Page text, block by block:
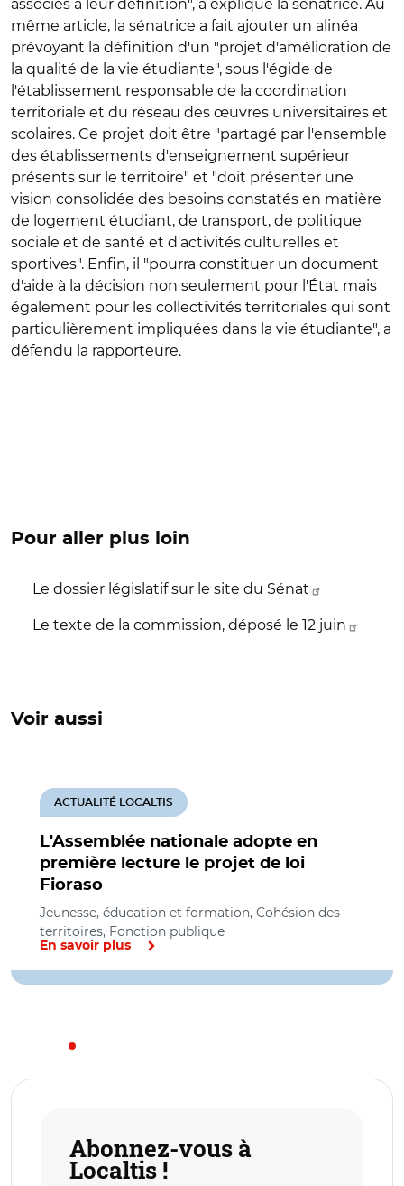
associés à leur définition", a expliqué la sénatrice. Au
même article, la sénatrice a fait ajouter un alinéa
prévoyant la définition d'un "projet d'amélioration de
la qualité de la vie étudiante", sous l'égide de
l'établissement responsable de la coordination
territoriale et du réseau des œuvres universitaires et
scolaires. Ce projet doit être "partagé par l'ensemble
des établissements d'enseignement supérieur
présents sur le territoire" et "doit présenter une
vision consolidée des besoins constatés en matière
de logement étudiant, de transport, de politique
sociale et de santé et d'activités culturelles et
sportives". Enfin, il "pourra constituer un document
d'aide à la décision non seulement pour l'État mais
également pour les collectivités territoriales qui sont
particulièrement impliquées dans la vie étudiante", a
défendu la rapporteure.
Pour aller plus loin
Le dossier législatif sur le site du Sénat
Le texte de la commission, déposé le 12 juin
Voir aussi
L'Assemblée nationale adopte en
première lecture le projet de loi
Fioraso
ACTUALITÉ LOCALTIS
Jeunesse, éducation et formation, Cohésion des
territoires, Fonction publique
En savoir plus
Abonnez-vous à
Localtis !